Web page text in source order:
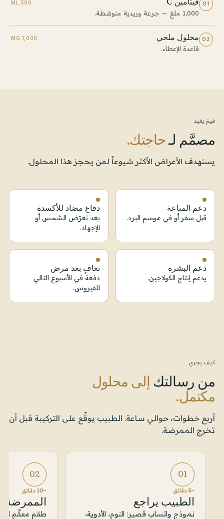
01
500 ML
1,000 ملغ — جرعة وريدية متوسّطة.
02 محلول ملحي 1,000 MG
قاعدة الإعطاء.
فيمَ يفيد
مصمَّم لـحاجتك.
يستهدف الأعراض الأكثر شيوعاً لمن يحجز هذا المحلول.
دعم المناعة
قبل سفر أو في موسم البرد.
دفاع مضاد للأكسدة
بعد تعرّض الشمس أو
الإجهاد.
دعم البشرة
يدعم إنتاج الكولاجين.
تعافٍ بعد مرض
دفعة في الأسبوع التالي
للفيروس.
كيف يجري
من رسالتك إلى محلول
مكتمل.
أربع خطوات، حوالي ساعة. الطبيب يوقّع على التركيبة قبل أن
تخرج الممرضة.
01
~5 دقائق
الطبيب يراجع
نموذج واتساب قصير: النوم، الأدوية،
02
~10 دقائق
الممرضة
طقم معقّم